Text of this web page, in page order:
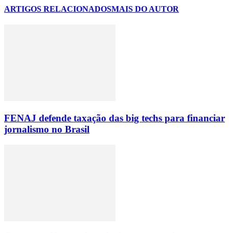
ARTIGOS RELACIONADOSMAIS DO AUTOR
FENAJ defende taxação das big techs para financiar
jornalismo no Brasil